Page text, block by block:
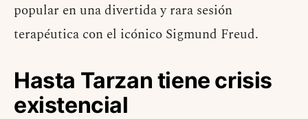
popular en una divertida y rara sesión
terapéutica con el icónico Sigmund Freud.
Hasta Tarzan tiene crisis
existencial